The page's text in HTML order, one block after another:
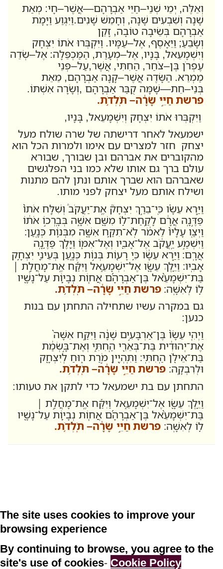
וְאֵלֶּה, יְמֵי שְׁנֵי–חַיֵּי אַבְרָהָם—אֲשֶׁר–חָי: מְאַת
שָׁנָה וְשִׁבְעִים שָׁנָה, וְחָמֵשׁ שָׁנִים.וַיִּגְוַע וַיָּמָת
אַבְרָהָם בְּשֵׂיבָה טוֹבָה,זָקֵן
וְשָׂבֵעַ; וַיֵּאָסֶף,אֶל–עַמָּיו. וַיִּקְבְּרוּ אֹתוֹ יִצְחָק
וְיִשְׁמָעֵאל,בָּנָיו,אֶל–מְעָרַת, הַמַּכְפֵּלָה:אֶל–שְׂדֵה
עֶפְרֹן בֶּן–צֹחַר, הַחִתִּי,אֲשֶׁר,עַל–פְּנֵי
מַמְרֵא. הַשָּׂדֶה אֲשֶׁר–קָנָה אַבְרָהָם, מֵאֵת
בְּנֵי–חֵת—שָׁמָּה קֻבַּר אַבְרָהָם ,וְשָׂרָה אִשְׁתּוֹ.
פרשת חַיֵּ֣י שָׂרָ֔ה– תֹּֽלְדֹ֥ת.
וַיִּקְבְּרוּ אֹתוֹ יִצְחָק וְיִשְׁמָעֵאל,בָּנָיו,
ישמעאל לאחר דרישתה של שרה שולח מעל
יצחק חזר למצרים עם אימו ולמרות הכל הוא
מהקוברים את אברהם ובן שבורך, שבורא
עולם ברך גם אותו שלא כמו בני הפלגשים
שאברהם הוא שברך אותם ונתן להם מתנות
ושילח אותם מעל יצחק לפני מותו.
וַיַּ֣רְא עֵשָׂ֗ו כִּֽי־בֵרַ֣ךְ יִצְחָק֮ אֶֽת־יַעֲקֹב֒ וְשִׁלַּ֤ח אֹתוֹ֙
פַּדֶּ֣נָֽה אֲרָ֔ם לָקַֽחַת־ל֥וֹ מִשָּׁ֖ם אִשָּׁ֑ה בְּבָֽרְכ֣וֹ אֹת֔וֹ
וַיְצַ֤ו עָלָיו֙ לֵאמֹ֔ר לֹֽא־תִקַּ֥ח אִשָּׁ֖ה מִבְּנ֥וֹת כְּנָֽעַן׃
וַיִּשְׁמַ֣ע יַֽעֲקֹ֔ב אֶל־אָבִ֖יו וְאֶל־אִמּ֑וֹ וַיֵּ֖לֶךְ פַּדֶּ֥נָֽה
אֲרָֽם׃ וַיַּ֣רְא עֵשָׂ֔ו כִּ֥י רָע֖וֹת בְּנ֣וֹת כְּנָ֑עַן בְּעֵינֵ֖י יִצְחָ֥ק
אָבִֽיו׃ וַיֵּ֥לֶךְ עֵשָׂ֖ו אֶל־יִשְׁמָעֵ֑אל וַיִּקַּ֡ח אֶֽת־מָחֲלַ֣ת ׀
בַּת־יִשְׁמָעֵ֨אל בֶּן־אַבְרָהָ֜ם אֲח֧וֹת נְבָי֛וֹת עַל־נָשָׁ֖יו
ל֥וֹ לְאִשָּֽׁה׃פרשת חַיֵּ֣י שָׂרָ֔ה– תֹּֽלְדֹ֥ת.
גם במקרה עשיו שתחילה התחתן עם בנות
כנען:
וַיְהִ֤י עֵשָׂו֙ בֶּן־אַרְבָּעִ֣ים שָׁנָ֔ה וַיִּקַּ֤ח אִשָּׁה֙
אֶת־יְהוּדִ֔ית בַּת־בְּאֵרִ֖י הַֽחִתִּ֑י וְאֶת־בָּ֣שְׂמַ֔ת
בַּת־אֵילֹ֖ן הַֽחִתִּֽי׃ וַתִּֽהְיֶ֖יןָ מֹ֣רַת ר֑וּחַ לְיִצְחָ֖ק
וּלְרִבְקָֽה׃פרשת חַיֵּ֣י שָׂרָ֔ה– תֹּֽלְדֹ֥ת.
התחתן עם בת ישמעאל כדי לתקן את טעותו:
וַיֵּ֥לֶךְ עֵשָׂ֖ו אֶל־יִשְׁמָעֵ֑אל וַיִּקַּ֡ח אֶֽת־מָחֲלַ֣ת ׀
בַּת־יִשְׁמָעֵ֨אל בֶּן־אַבְרָהָ֜ם אֲח֧וֹת נְבָי֛וֹת עַל־נָשָׁ֖יו
ל֥וֹ לְאִשָּֽׁה׃פרשת חַיֵּ֣י שָׂרָ֔ה– תֹּֽלְדֹ֥ת.
The site uses cookies to improve your
browsing experience
By continuing to browse, you agree to the
site's use of cookies- Cookie Policy